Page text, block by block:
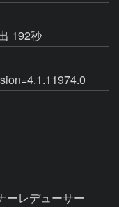
192秒
ーレデューサー